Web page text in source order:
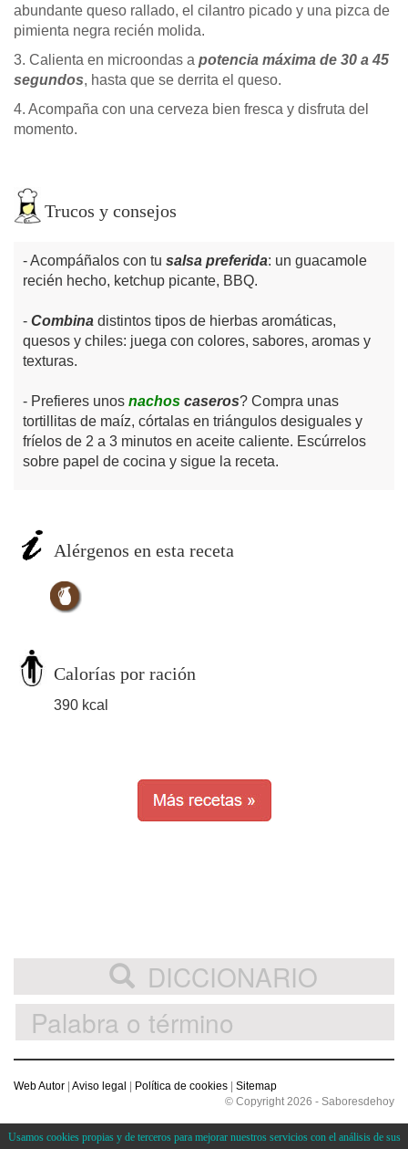
abundante queso rallado, el cilantro picado y una pizca de
pimienta negra recién molida.
3. Calienta en microondas a potencia máxima de 30 a 45
segundos, hasta que se derrita el queso.
4. Acompaña con una cerveza bien fresca y disfruta del
momento.
Trucos y consejos
Acompáñalos con tu salsa preferida: un guacamole
recién hecho, ketchup picante, BBQ.
Combina distintos tipos de hierbas aromáticas,
quesos y chiles: juega con colores, sabores, aromas y
texturas.
Prefieres unos nachos caseros? Compra unas
tortillitas de maíz, córtalas en triángulos desiguales y
fríelos de 2 a 3 minutos en aceite caliente. Escúrrelos
sobre papel de cocina y sigue la receta.
Alérgenos en esta receta
Calorías por ración
390 kcal
DICCIONARIO
Web Autor Aviso legal Política de cookies
Sitemap
© Copyright 2026 - Saboresdehoy
Usamos cookies propias y de terceros para mejorar nuestros servicios con el análisis de sus